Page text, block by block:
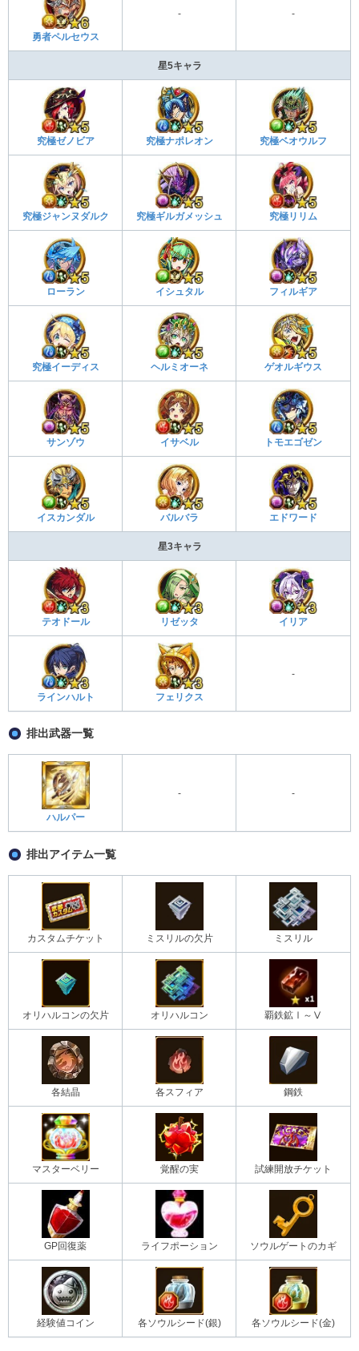
勇者ペルセウス
- -
星5キャラ
究極ゼノビア 究極ナポレオン 究極ベオウルフ
究極ジャンヌダルク 究極ギルガメッシュ 究極リリム
ローラン イシュタル フィルギア
究極イーディス ヘルミオーネ ゲオルギウス
サンゾウ イサベル トモエゴゼン
イスカンダル バルバラ エドワード
星3キャラ
テオドール リゼッタ イリア
ラインハルト フェリクス
-
排出武器一覧
ハルパー
- -
排出アイテム一覧
カスタムチケット ミスリルの欠片 ミスリル
オリハルコンの欠片 オリハルコン 覇鉄鉱Ⅰ～Ⅴ
各結晶 各スフィア 鋼鉄
マスターベリー 覚醒の実 試練開放チケット
GP回復薬 ライフポーション ソウルゲートのカギ
経験値コイン 各ソウルシード(銀) 各ソウルシード(金)